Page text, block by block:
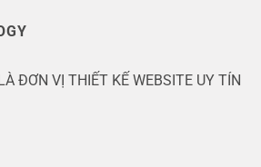
ĐƠN VỊ THIẾT KẾ WEBSITE UY TÍN